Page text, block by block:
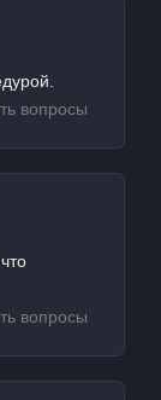
вопросы
вопросы